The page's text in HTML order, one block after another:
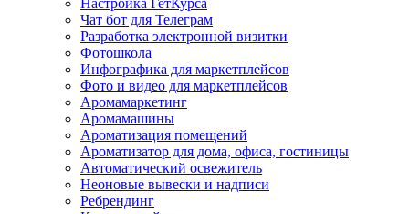
Настройка ГетКурса
Чат бот для Телеграм
Разработка электронной визитки
Фотошкола
Инфографика для маркетплейсов
Фото и видео для маркетплейсов
Аромамаркетинг
Аромамашины
Ароматизация помещений
Ароматизатор для дома, офиса, гостиницы
Автоматический освежитель
Неоновые вывески и надписи
Ребрендинг